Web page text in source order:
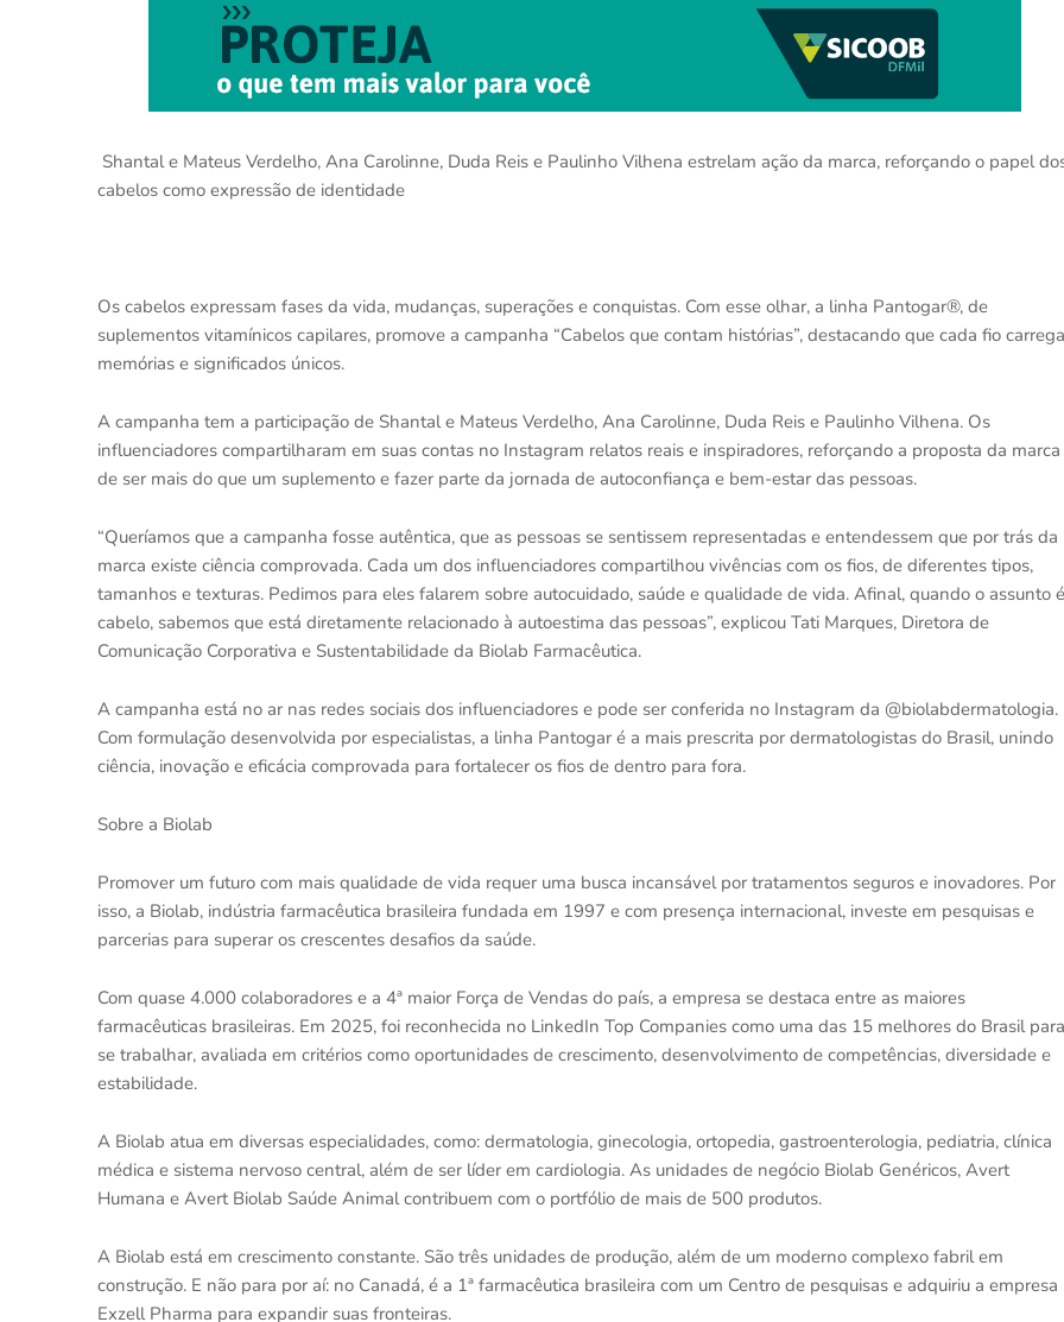
Shantal e Mateus Verdelho, Ana Carolinne, Duda Reis e Paulinho Vilhena estrelam ação da marca, reforçando o papel
cabelos como expressão de identidade
Os cabelos expressam fases da vida, mudanças, superações e conquistas. Com esse olhar, a linha Pantogar®, de
suplementos vitamínicos capilares, promove a campanha “Cabelos que contam histórias”, destacando que cada fio carrega
memórias e significados únicos.
A campanha tem a participação de Shantal e Mateus Verdelho, Ana Carolinne, Duda Reis e Paulinho Vilhena. Os
influenciadores compartilharam em suas contas no Instagram relatos reais e inspiradores, reforçando a proposta da marca
de ser mais do que um suplemento e fazer parte da jornada de autoconfiança e bem-estar das pessoas.
“Queríamos que a campanha fosse autêntica, que as pessoas se sentissem representadas e entendessem que por trás da
marca existe ciência comprovada. Cada um dos influenciadores compartilhou vivências com os fios, de diferentes tipos,
tamanhos e texturas. Pedimos para eles falarem sobre autocuidado, saúde e qualidade de vida. Afinal, quando o assunto é
cabelo, sabemos que está diretamente relacionado à autoestima das pessoas”, explicou Tati Marques, Diretora de
Comunicação Corporativa e Sustentabilidade da Biolab Farmacêutica.
A campanha está no ar nas redes sociais dos influenciadores e pode ser conferida no Instagram da @biolabdermatologia.
Com formulação desenvolvida por especialistas, a linha Pantogar é a mais prescrita por dermatologistas do Brasil, unindo
ciência, inovação e eficácia comprovada para fortalecer os fios de dentro para fora.
Sobre a Biolab
Promover um futuro com mais qualidade de vida requer uma busca incansável por tratamentos seguros e inovadores. Por
isso, a Biolab, indústria farmacêutica brasileira fundada em 1997 e com presença internacional, investe em pesquisas e
parcerias para superar os crescentes desafios da saúde.
Com quase 4.000 colaboradores e a 4ª maior Força de Vendas do país, a empresa se destaca entre as maiores
farmacêuticas brasileiras. Em 2025, foi reconhecida no LinkedIn Top Companies como uma das 15 melhores do Brasil para
se trabalhar, avaliada em critérios como oportunidades de crescimento, desenvolvimento de competências, diversidade e
estabilidade.
A Biolab atua em diversas especialidades, como: dermatologia, ginecologia, ortopedia, gastroenterologia, pediatria, clínica
médica e sistema nervoso central, além de ser líder em cardiologia. As unidades de negócio Biolab Genéricos, Avert
Humana e Avert Biolab Saúde Animal contribuem com o portfólio de mais de 500 produtos.
A Biolab está em crescimento constante. São três unidades de produção, além de um moderno complexo fabril em
construção. E não para por aí: no Canadá, é a 1ª farmacêutica brasileira com um Centro de pesquisas e adquiriu a empresa
Exzell Pharma para expandir suas fronteiras.